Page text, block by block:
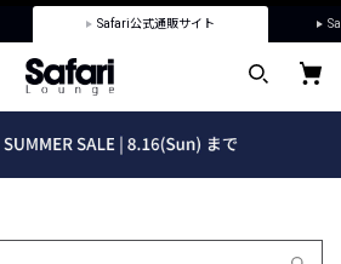
Safari公式通販サイト